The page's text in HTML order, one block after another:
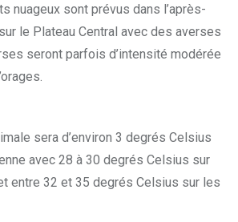
nuageux sont prévus dans l’après-
le Plateau Central avec des averses
seront parfois d’intensité modérée
sera d’environ 3 degrés Celsius
avec 28 à 30 degrés Celsius sur
entre 32 et 35 degrés Celsius sur les